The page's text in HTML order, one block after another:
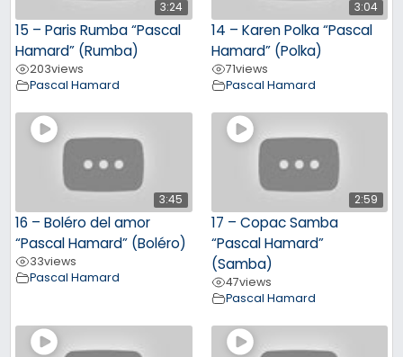
3:24
15 – Paris Rumba “Pascal
Hamard” (Rumba)
203views
Pascal Hamard
3:04
14 – Karen Polka “Pascal
Hamard” (Polka)
71views
Pascal Hamard
3:45
16 – Boléro del amor
“Pascal Hamard” (Boléro)
33views
Pascal Hamard
2:59
17 – Copac Samba
“Pascal Hamard”
(Samba)
47views
Pascal Hamard